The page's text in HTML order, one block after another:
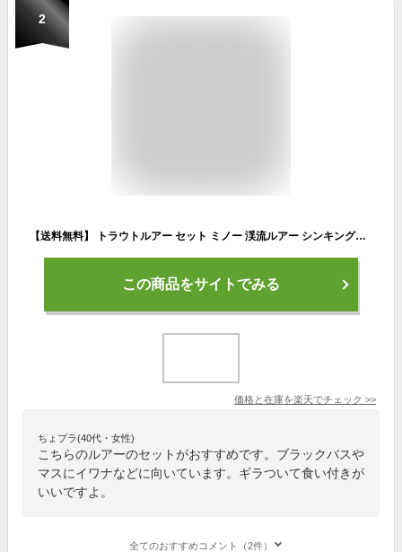
2
【送料無料】 トラウトルアー セット ミノー 渓流ルアー シンキングミノー エリアトラウト ルアーセット トラウト ルアー 5.5cm 4.5g 55mm 管理釣り場 管釣り 海 ヤマメ アマゴ ニジマス イワナ サクラマス ブラックバス 釣れる 渓流 中流 本流 安い 格安 タックルタイム
この商品をサイトでみる
価格と在庫を楽天でチェック >>
ちょプラ(40代・女性)
こちらのルアーのセットがおすすめです。ブラックバスや
マスにイワナなどに向いています。ギラついて食い付きが
いいですよ。
全てのおすすめコメント（2件）